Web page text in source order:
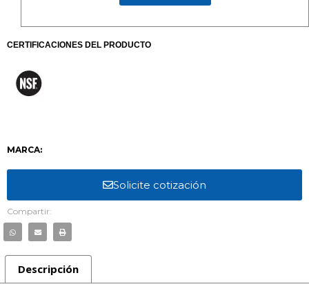
CERTIFICACIONES DEL PRODUCTO
MARCA:
Solicite cotización
Compartir:
Descripción